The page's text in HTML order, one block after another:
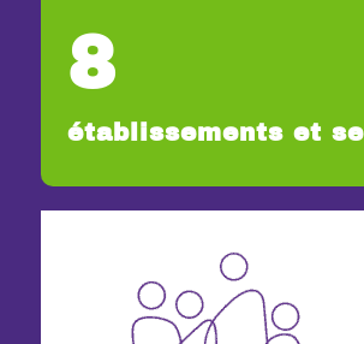
8
établissements et